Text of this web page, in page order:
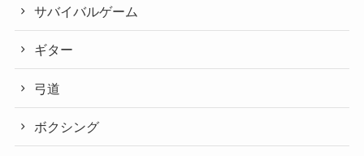
サバイバルゲーム
ギター
弓道
ボクシング